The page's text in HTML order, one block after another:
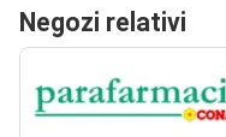
Negozi relativi